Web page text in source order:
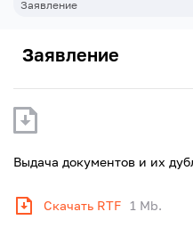
Заявление
Заявление
Выдача документов и их
Скачать RTF 1 Mb.